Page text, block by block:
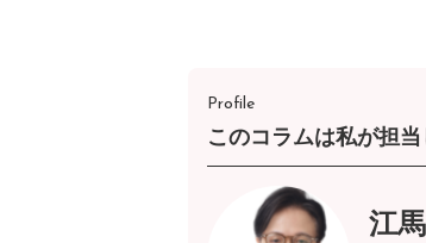
Profile
このコラムは私が担当
江